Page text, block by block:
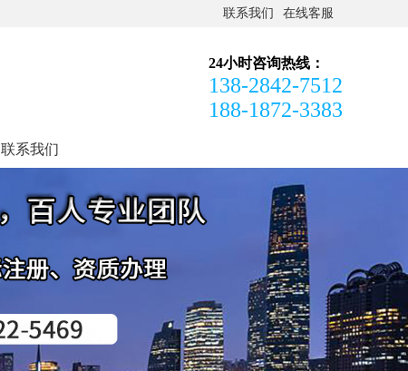
联系我们 在线客服
24小时咨询热线：
138-2842-7512
188-1872-3383
联系我们